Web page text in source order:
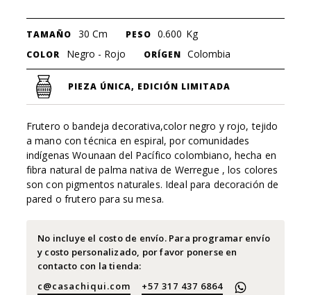
TAMAÑO 30 Cm PESO 0.600 Kg
COLOR Negro - Rojo ORÍGEN Colombia
PIEZA ÚNICA, EDICIÓN LIMITADA
Frutero o bandeja decorativa,color negro y rojo, tejido
a mano con técnica en espiral, por comunidades
indígenas Wounaan del Pacífico colombiano, hecha en
fibra natural de palma nativa de Werregue , los colores
son con pigmentos naturales. Ideal para decoración de
pared o frutero para su mesa.
No incluye el costo de envío. Para programar envío
y costo personalizado, por favor ponerse en
contacto con la tienda:
c@casachiqui.com
+57 317 437 6864